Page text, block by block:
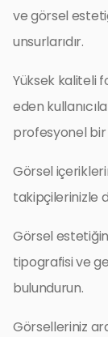
ve görsel
unsurlarıdır.
Yüksek kaliteli
eden
profesyonel bir
Görsel
takipçilerinizle
Görsel
tipografisi ve
bulundurun.
Görselleriniz